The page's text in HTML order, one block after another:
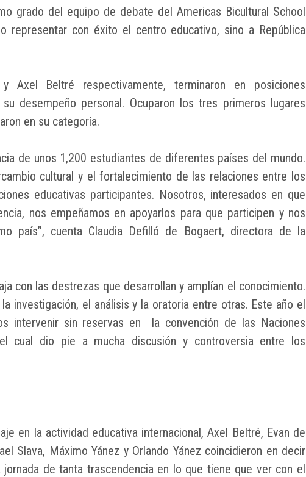
grado del equipo de debate del Americas Bicultural School
representar con éxito el centro educativo, sino a República
Axel Beltré respectivamente, terminaron en posiciones
desempeño personal. Ocuparon los tres primeros lugares
en su categoría.
de unos 1,200 estudiantes de diferentes países del mundo.
cultural y el fortalecimiento de las relaciones entre los
educativas participantes. Nosotros, interesados en que
nos empeñamos en apoyarlos para que participen y nos
país”, cuenta Claudia Defilló de Bogaert, directora de la
con las destrezas que desarrollan y amplían el conocimiento.
investigación, el análisis y la oratoria entre otras. Este año el
intervenir sin reservas en la convención de las Naciones
cual dio pie a mucha discusión y controversia entre los
en la actividad educativa internacional, Axel Beltré, Evan de
Slava, Máximo Yánez y Orlando Yánez coincidieron en decir
de tanta trascendencia en lo que tiene que ver con el